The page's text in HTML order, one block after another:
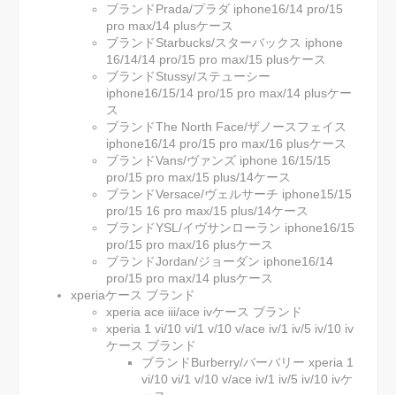
ブランドPrada/プラダ iphone16/14 pro/15
pro max/14 plusケース
ブランドStarbucks/スターバックス iphone
16/14/14 pro/15 pro max/15 plusケース
ブランドStussy/ステューシー
iphone16/15/14 pro/15 pro max/14 plusケー
ス
ブランドThe North Face/ザノースフェイス
iphone16/14 pro/15 pro max/16 plusケース
ブランドVans/ヴァンズ iphone 16/15/15
pro/15 pro max/15 plus/14ケース
ブランドVersace/ヴェルサーチ iphone15/15
pro/15 16 pro max/15 plus/14ケース
ブランドYSL/イヴサンローラン iphone16/15
pro/15 pro max/16 plusケース
ブランドJordan/ジョーダン iphone16/14
pro/15 pro max/14 plusケース
xperiaケース ブランド
xperia ace iii/ace ivケース ブランド
xperia 1 vi/10 vi/1 v/10 v/ace iv/1 iv/5 iv/10 iv
ケース ブランド
ブランドBurberry/バーバリー xperia 1
vi/10 vi/1 v/10 v/ace iv/1 iv/5 iv/10 ivケ